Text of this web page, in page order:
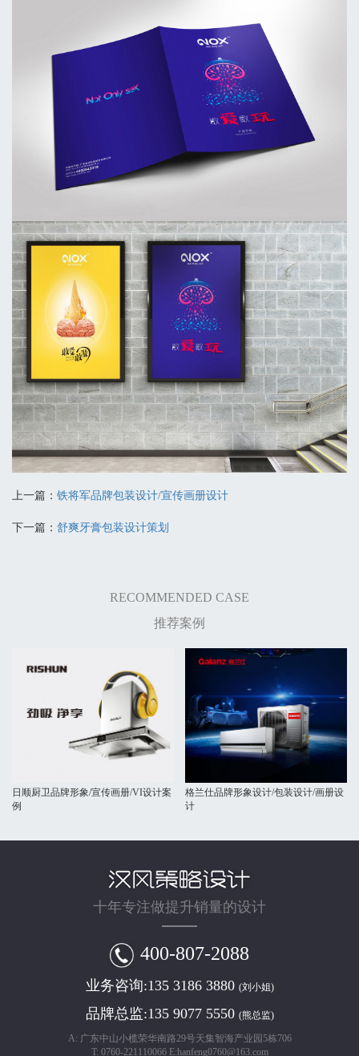
上一篇： 铁将军品牌包装设计/宣传画册设计
下一篇： 舒爽牙膏包装设计策划
RECOMMENDED CASE
推荐案例
日顺厨卫品牌形象/宣传画册/VI设计案
例
格兰仕品牌形象设计/包装设计/画册设
计
十年专注做提升销量的设计
400-807-2088
业务咨询:135 3186 3880 (刘小姐)
品牌总监:135 9077 5550 (熊总监)
A: 广东中山小榄荣华南路29号天集智海产业园5栋706
T: 0760-221110066 E:hanfeng0760@163.com